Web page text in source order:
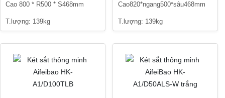
Cao 800 * R500 * S468mm
T.lượng: 139kg
Cao820*ngang500*sâu468mm
T.lượng: 139kg